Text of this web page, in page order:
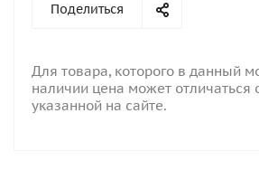
Поделиться
Для товара, которого в данный
наличии цена может отличаться
указанной на сайте.